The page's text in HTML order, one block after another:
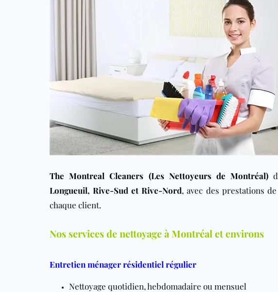
The Montreal Cleaners (Les Nettoyeurs de Montréal)
Longueuil, Rive-Sud et Rive-Nord, avec des prestations de
chaque client.
Nos services de nettoyage à Montréal et environs
Entretien ménager résidentiel régulier
Nettoyage quotidien, hebdomadaire ou mensuel